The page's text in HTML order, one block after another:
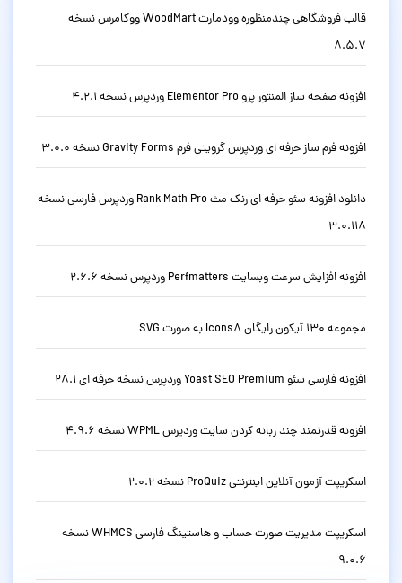
قالب فروشگاهی چندمنظوره وودمارت WoodMart ووکامرس نسخه
8.5.7
افزونه صفحه ساز المنتور پرو Elementor Pro وردپرس نسخه 4.2.1
افزونه فرم ساز حرفه ای وردپرس گرویتی فرم Gravity Forms نسخه 3.0.0
دانلود افزونه سئو حرفه ای رنک مث Rank Math Pro وردپرس فارسی نسخه
3.0.118
افزونه افزایش سرعت وبسایت Perfmatters وردپرس نسخه 2.6.6
مجموعه 130 آیکون رایگان Icons8 به صورت SVG
افزونه فارسی سئو Yoast SEO Premium وردپرس نسخه حرفه ای 28.1
افزونه قدرتمند چند زبانه کردن سایت وردپرس WPML نسخه 4.9.6
اسکریپت آزمون آنلاین اینترنتی ProQuiz نسخه 2.0.2
اسکریپت مدیریت صورت حساب و هاستینگ فارسی WHMCS نسخه
9.0.6